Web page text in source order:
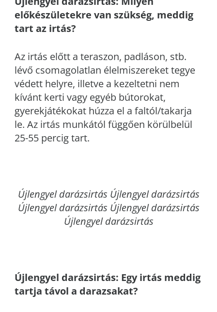
előkészületekre van szükség, meddig
tart az irtás?
Az irtás előtt a teraszon, padláson, stb.
lévő csomagolatlan élelmiszereket tegye
védett helyre, illetve a kezeltetni nem
kívánt kerti vagy egyéb bútorokat,
gyerekjátékokat húzza el a faltól/takarja
le. Az irtás munkától függően körülbelül
25-55 percig tart.
Újlengyeldarázsirtás Újlengyel darázsirtás
Újlengyel darázsirtás Újlengyel darázsirtás
Újlengyel darázsirtás
Újlengyel darázsirtás: Egy irtás meddig
tartja távol a darazsakat?